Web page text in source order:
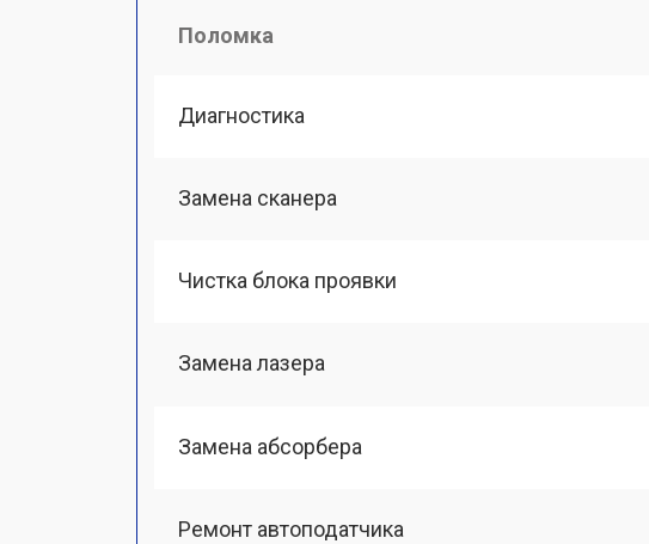
Поломка
Диагностика
Замена сканера
Чистка блока проявки
Замена лазера
Замена абсорбера
Ремонт автоподатчика